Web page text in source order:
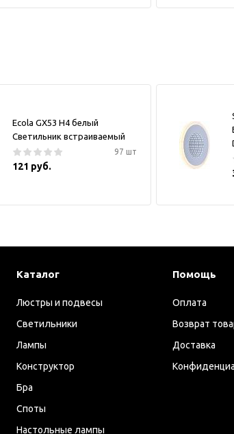
Ecola GX53 H4 белый
Светильник встраиваемый
97 шт
121 руб.
Каталог
Люстры и подвесы
Светильники
Лампы
Конструктор
Бра
Споты
Настольные лампы
Помощь
Оплата
Возврат
Доставка